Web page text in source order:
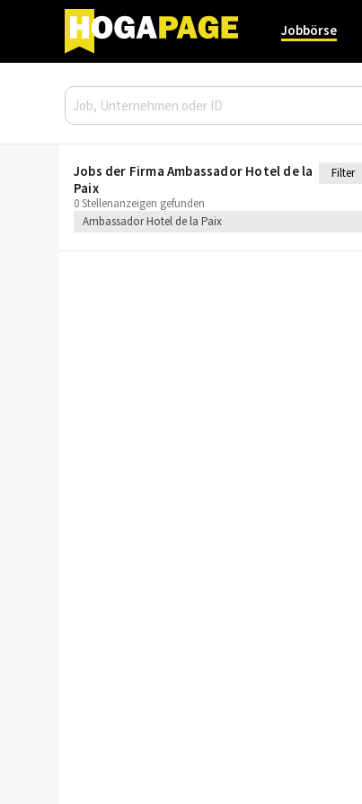
Jobbörse
Jobs der Firma Ambassador Hotel de la
Paix
Filter
0 Stellenanzeigen gefunden
Ambassador Hotel de la Paix